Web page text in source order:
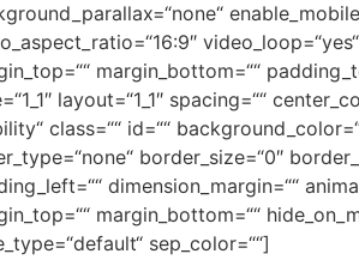
margin_bottom=““
layout=“1_1″ spacing=““
class=““ id=““
border_size=“0″
dimension_margin=““
margin_bottom=““
sep_color=““]